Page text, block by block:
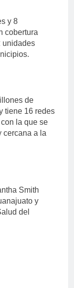
y 8
cobertura
unidades
de
tiene 16 redes
la que se
cercana a la
Smith
y
del